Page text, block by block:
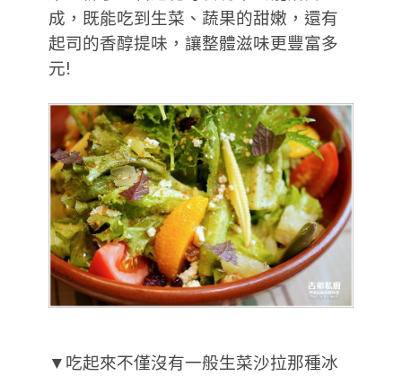
成，既能吃到生菜、蔬果的甜嫩，還有
起司的香醇提味，讓整體滋味更豐富多
元!
▼吃起來不僅沒有一般生菜沙拉那種冰